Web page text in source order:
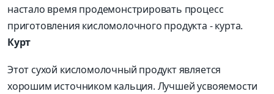
настало время продемонстрировать процесс
приготовления кисломолочного продукта - курта.
Курт
Этот сухой кисломолочный продукт является
хорошим источником кальция. Лучшей усвояемости